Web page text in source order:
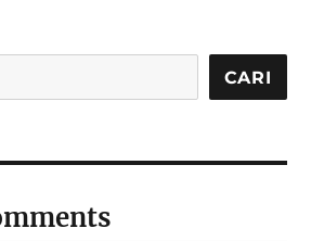
CARI